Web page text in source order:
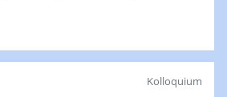
Carriers (LOHC)
Kolloquium